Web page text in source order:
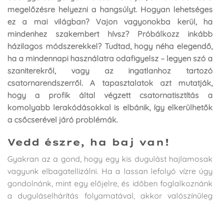
megelőzésre helyezni a hangsúlyt. Hogyan lehetséges
ez a mai világban? Vajon vagyonokba kerül, ha
mindenhez szakembert hívsz? Próbálkozz inkább
házilagos módszerekkel? Tudtad, hogy néha elegendő,
ha a mindennapi használatra odafigyelsz – legyen szó a
szaniterekről, vagy az ingatlanhoz tartozó
csatornarendszerről. A tapasztalatok azt mutatják,
hogy a profik által végzett csatornatisztítás a
komolyabb lerakódásokkal is elbánik, így elkerülhetők
a csőcserével járó problémák.
Vedd észre, ha baj van!
Gyakran az a gond, hogy egy kis dugulást hajlamosak
vagyunk elbagatellizálni. Ha a lassan lefolyó vízre úgy
gondolnánk, mint egy előjelre, és időben foglalkoznánk
a duguláselhárítás folyamatával, akkor valószínűleg